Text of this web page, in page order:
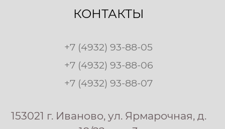
КОНТАКТЫ
+7 (4932) 93-88-05
+7 (4932) 93-88-06
+7 (4932) 93-88-07
153021 г. Иваново, ул. Ярмарочная, д.